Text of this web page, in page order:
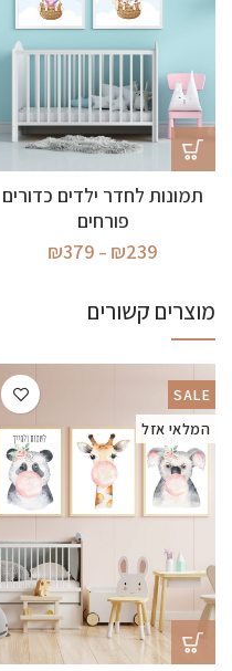
תמונות לחדר ילדים כדורים
פורחים
₪239
–
₪379
מוצרים קשורים
SALE
המלאי אזל